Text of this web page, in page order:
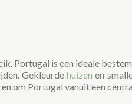
Portugal is een ideale
Gekleurdehuizen en
om Portugal vanuit een